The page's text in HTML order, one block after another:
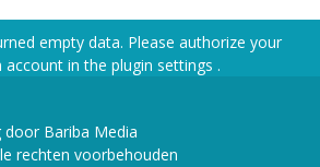
empty data. Please authorize your
account in the plugin settings .
door Bariba Media
rechten voorbehouden